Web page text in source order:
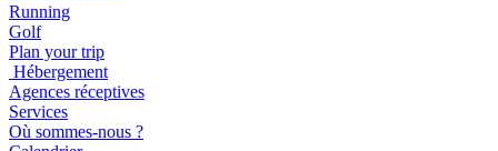
Running
Golf
Plan your trip
Hébergement
Agences réceptives
Services
Où sommes-nous ?